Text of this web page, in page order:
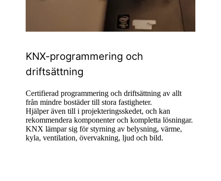
KNX-programmering och
driftsättning
Certifierad programmering och driftsättning av allt
från mindre bostäder till stora fastigheter.
Hjälper även till i projekteringsskedet, och kan
rekommendera komponenter och kompletta lösningar.
KNX lämpar sig för styrning av belysning, värme,
kyla, ventilation, övervakning, ljud och bild.